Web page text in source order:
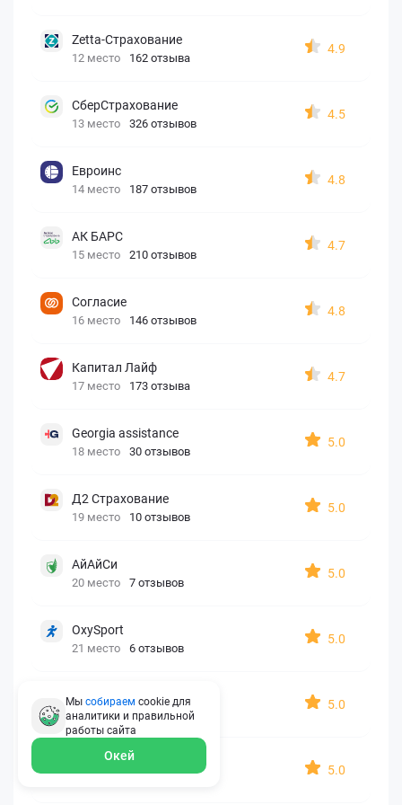
Zetta-Страхование
12 место 162 отзыва
4.9
СберСтрахование
13 место 326 отзывов
4.5
Евроинс
14 место 187 отзывов
4.8
АК БАРС
15 место 210 отзывов
4.7
Согласие
16 место 146 отзывов
4.8
Капитал Лайф
17 место 173 отзыва
4.7
Georgia assistance
18 место 30 отзывов
5.0
Д2 Страхование
19 место 10 отзывов
5.0
АйАйСи
20 место 7 отзывов
5.0
OxySport
21 место 6 отзывов
5.0
ERGO AXA
22 место 2 отзыва
5.0
Oxy Travel Premium
5.0
Мы собираем cookie для
аналитики и правильной
работы сайта
Окей